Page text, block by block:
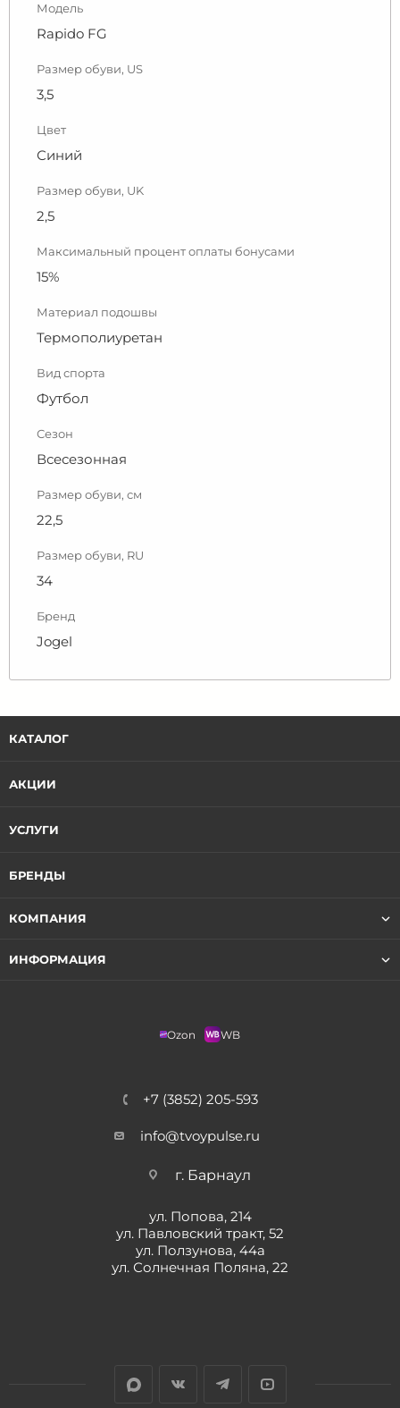
Модель
Rapido FG
Размер обуви, US
3,5
Цвет
Синий
Размер обуви, UK
2,5
Максимальный процент оплаты бонусами
15%
Материал подошвы
Термополиуретан
Вид спорта
Футбол
Сезон
Всесезонная
Размер обуви, см
22,5
Размер обуви, RU
34
Бренд
Jogel
КАТАЛОГ
АКЦИИ
УСЛУГИ
БРЕНДЫ
КОМПАНИЯ
ИНФОРМАЦИЯ
Ozon WB
+7 (3852) 205-593
info@tvoypulse.ru
г. Барнаул
ул. Попова, 214
ул. Павловский тракт, 52
ул. Ползунова, 44а
ул. Солнечная Поляна, 22